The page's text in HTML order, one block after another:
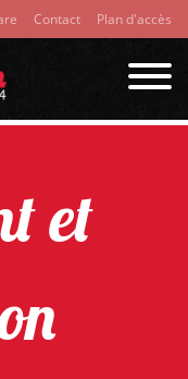
Contact Plan d'accès
et